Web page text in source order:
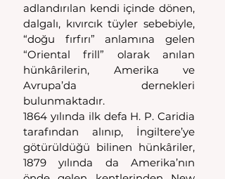
adlandırılan kendi içinde dönen,
dalgalı, kıvırcık tüyler sebebiyle,
“doğu fırfırı” anlamına gelen
“Oriental frill” olarak anılan
hünkârilerin, Amerika ve
Avrupa’da dernekleri
bulunmaktadır.
1864 yılında ilk defa H. P. Caridia
tarafından alınıp, İngiltere’ye
götürüldüğü bilinen hünkâriler,
1879 yılında da Amerika’nın